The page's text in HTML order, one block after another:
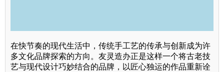
在快节奏的现代生活中，传统手工艺的传承与创新成为许
多文化品牌探索的方向。友灵造办正是这样一个将古老技
艺与现代设计巧妙结合的品牌，以匠心独运的作品重新诠